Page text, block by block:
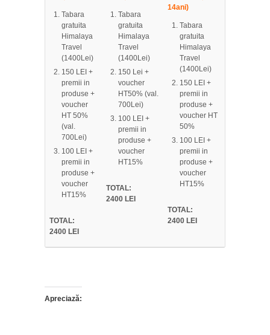
Tabara
gratuita
Himalaya
Travel
(1400Lei)
150 LEI +
premii in
produse +
voucher
HT 50%
(val.
700Lei)
100 LEI +
premii in
produse +
voucher
HT15%
TOTAL:
2400 LEI
Tabara
gratuita
Himalaya
Travel
(1400Lei)
150 Lei +
voucher
HT50% (val.
700Lei)
100 LEI +
premii in
produse +
voucher
HT15%
TOTAL:
2400 LEI
14ani)
Tabara
gratuita
Himalaya
Travel
(1400Lei)
150 LEI +
premii in
produse +
voucher HT
50%
100 LEI +
premii in
produse +
voucher
HT15%
TOTAL:
2400 LEI
Apreciază: